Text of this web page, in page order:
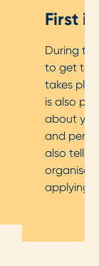
First
During
to get to
takes
is also
about
and
also tell
applying